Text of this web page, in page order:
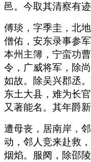
邑。今取其清察有
傅琰，字季圭，北
僧佑，安东录事参
本州主簿，宁蛮功
令，广威将军，除
如故。除吴兴郡丞
东土大县，难为长
又著能名。其年爵
遭母丧，居南岸，
动，邻人竞来赴救
烟焰。服阕，除邵